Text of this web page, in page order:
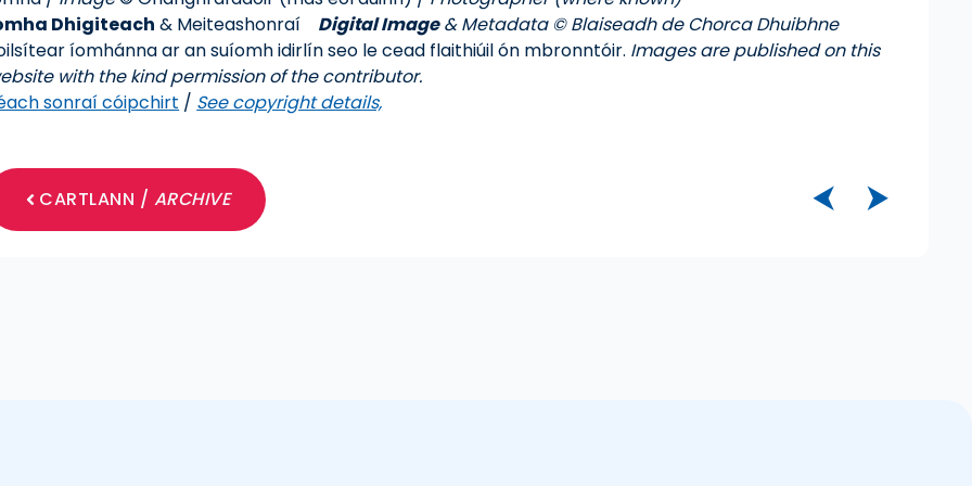
Dhigiteach & Meiteashonraí Digital Image& Metadata © Blaiseadh de Chorca Dhuibhne
íomhánna ar an suíomh idirlín seo le cead flaithiúil ón mbronntóir. Images are published on this
with the kind permission of the contributor.
sonraí cóipchirt / See copyright details,
CARTLANN / ARCHIVE ⮜ ⮞